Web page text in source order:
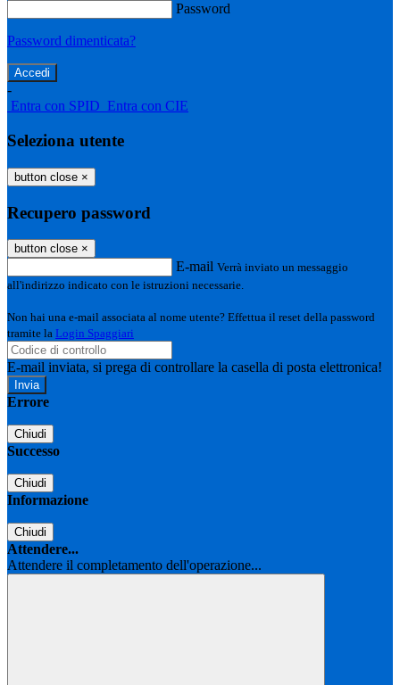
Password
Password dimenticata?
-
Entra con SPID Entra con CIE
Seleziona utente
button close ×
Recupero password
button close ×
E-mail Verrà inviato un messaggio
all'indirizzo indicato con le istruzioni necessarie.
Non hai una e-mail associata al nome utente? Effettua il reset della password
tramite la Login Spaggiari
E-mail inviata, si prega di controllare la casella di posta elettronica!
Errore
Chiudi
Successo
Chiudi
Informazione
Chiudi
Attendere...
Attendere il completamento dell'operazione...